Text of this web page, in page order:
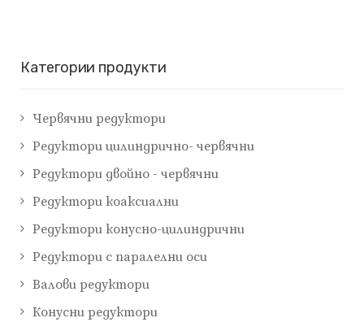
Категории продукти
Червячни редуктори
Редуктори цилиндрично- червячни
Редуктори двойно - червячни
Редуктори коаксиални
Редуктори конусно-цилиндрични
Редуктори с паралелни оси
Валови редуктори
Конусни редуктори